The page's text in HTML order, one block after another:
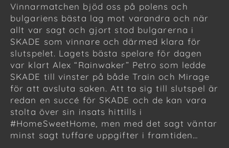
Vinnarmatchen bjöd oss på polens och
bulgariens bästa lag mot varandra och när
allt var sagt och gjort stod bulgarerna i
SKADE som vinnare och därmed klara för
slutspelet. Lagets bästa spelare för dagen
var klart Alex “Rainwaker” Petro som ledde
SKADE till vinster på både Train och Mirage
för att avsluta saken. Att ta sig till slutspel är
redan en succé för SKADE och de kan vara
stolta över sin insats hittills i
#HomeSweetHome, men med det sagt väntar
minst sagt tuffare uppgifter i framtiden…